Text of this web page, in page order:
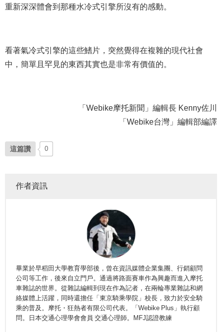
重新深深體會到那種水冷式引擎所沒有的感動。
看著氣冷式引擎的這些鰭片，突然覺得在複雜的現代社會
中，簡單且罕見的東西其實也是非常有價值的。
「Webike摩托新聞」編輯長 Kenny佐川
「Webike台灣」編輯部編譯
這篇讚 0
作者資訊
畢業於早稻田大學教育學部後，曾在資訊媒體企業集團、行銷顧問
公司等工作，後來自立門戶。通過將路面賽車作為興趣而進入摩托
車雜誌的世界。從雜誌編輯到現在作為記者，在兩輪專業雜誌和網
絡媒體上活躍，同時還擔任「東京騎乘學院」校長，致力於安全騎
乘的普及。摩托・狂熱者有限公司代表。「Webike Plus」執行顧
問。日本交通心理學會會員 交通心理師。MFJ認證教練